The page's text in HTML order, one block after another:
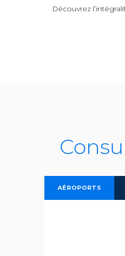
Découvrez
AÉROPORTS